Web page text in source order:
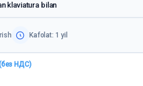
klaviatura bilan
Kafolat: 1 yil